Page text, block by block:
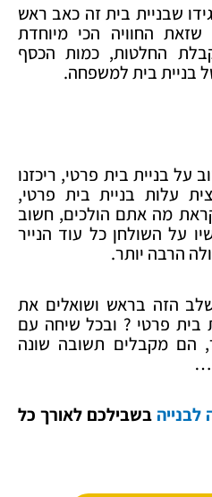
שבניית בית זה כאב ראש
שזאת החוויה הכי מיוחדת
החלטות, כמות הכסף
בניית בית למשפחה.
על בניית בית פרטי, ריכזנו
עלות בניית בית פרטי,
מה אתם הולכים, חשוב
על השולחן כל עוד הנייר
הרבה יותר.
הזה בראש ושואלים את
פרטי ? ובכל שיחה עם
הם מקבלים תשובה שונה
בשבילכם לאורך כל